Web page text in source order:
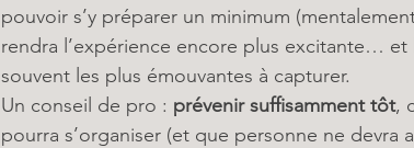
pouvoir s’y préparer un minimum
rendra l’expérience encore plus excitante…
souvent les plus émouvantes à capturer.
Un conseil de pro : prévenir suffisamment tôt,
pourra s’organiser (et que personne ne devra